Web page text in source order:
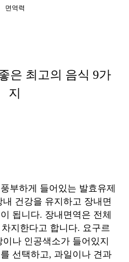
면역력
은 최고의 음식 9가
지
부하게 들어있는 발효유제
건강을 유지하고 장내면
됩니다. 장내면역은 전체
지한다고 합니다. 요구르
나 인공색소가 들어있지
선택하고, 과일이나 견과